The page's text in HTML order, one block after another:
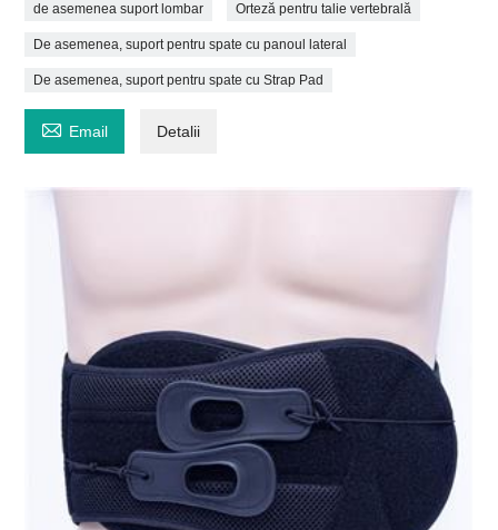
de asemenea suport lombar Orteză pentru talie vertebrală
De asemenea, suport pentru spate cu panoul lateral
De asemenea, suport pentru spate cu Strap Pad
 Email Detalii